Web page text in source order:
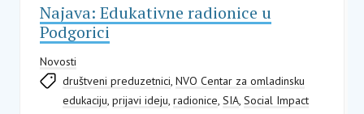
Najava: Edukativne radionice u
Podgorici
Novosti
društveni preduzetnici, NVO Centar za omladinsku
edukaciju, prijavi ideju, radionice, SIA, Social Impact